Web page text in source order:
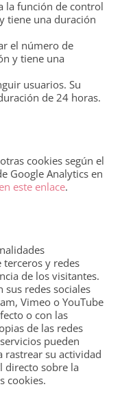
la función de control
tiene una duración
el número de
y tiene una
usuarios. Su
de 24 horas.
cookies según el
Google Analytics en
en este enlace.
y redes
de los visitantes.
redes sociales
Vimeo o YouTube
o con las
de las redes
pueden
rastrear su actividad
directo sobre la
cookies.